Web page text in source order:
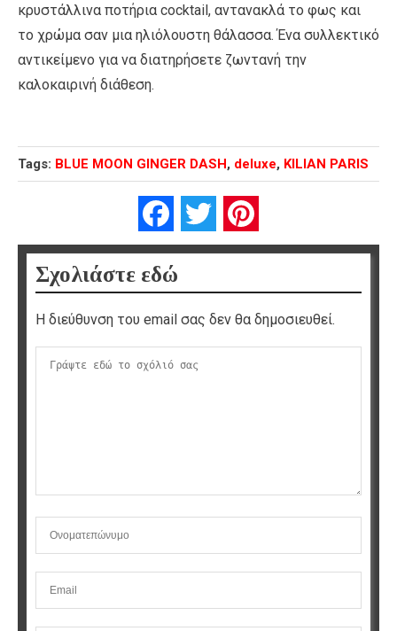
κρυστάλλινα ποτήρια cocktail, αντανακλά το φως και
το χρώμα σαν μια ηλιόλουστη θάλασσα. Ένα συλλεκτικό
αντικείμενο για να διατηρήσετε ζωντανή την
καλοκαιρινή διάθεση.
Tags: BLUE MOON GINGER DASH, deluxe, ΚILIAN PARIS
FacebookTwitter
Σχολιάστε εδώ
Η διεύθυνση του email σας δεν θα δημοσιευθεί.